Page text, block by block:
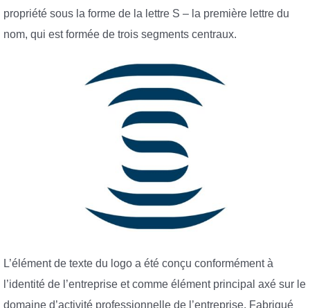
propriété sous la forme de la lettre S – la première lettre du
nom, qui est formée de trois segments centraux.
L’élément de texte du logo a été conçu conformément à
l’identité de l’entreprise et comme élément principal axé sur le
domaine d’activité professionnelle de l’entreprise. Fabriqué